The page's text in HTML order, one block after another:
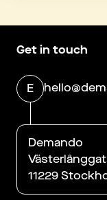
Get in touch
E
Demando
11229